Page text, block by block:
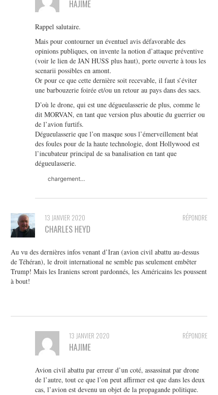
HAJIME
Rappel salutaire.
Mais pour contourner un éventuel avis défavorable des
opinions publiques, on invente la notion d’attaque préventive
(voir le lien de JAN HUSS plus haut), porte ouverte à tous les
scenarii possibles en amont.
Or pour ce que cette dernière soit recevable, il faut s’éviter
une barbouzerie foirée et/ou un retour au pays dans des sacs.
D’où le drone, qui est une dégueulasserie de plus, comme le
dit MORVAN, en tant que version plus aboutie du guerrier ou
de l’avion furtifs.
Dégueulasserie que l’on masque sous l’émerveillement béat
des foules pour de la haute technologie, dont Hollywood est
l’incubateur principal de sa banalisation en tant que
dégueulasserie.
chargement…
RÉPONDRE
13 JANVIER 2020
CHARLES HEYD
Au vu des dernières infos venant d’Iran (avion civil abattu au-dessus
de Téhéran), le droit international ne semble pas seulement embêter
Trump! Mais les Iraniens seront pardonnés, les Américains les poussent
à bout!
RÉPONDRE
13 JANVIER 2020
HAJIME
Avion civil abattu par erreur d’un coté, assassinat par drone
de l’autre, tout ce que l’on peut affirmer est que dans les deux
cas, l’avion est devenu un objet de la propagande politique.